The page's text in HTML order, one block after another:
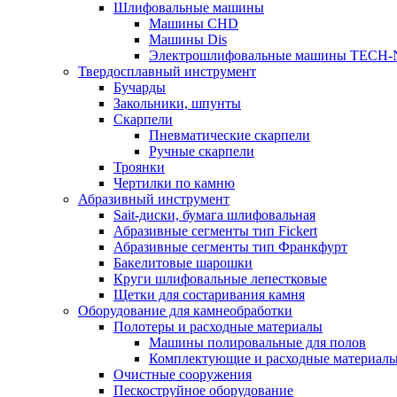
Шлифовальные машины
Машины CHD
Машины Dis
Электрошлифовальные машины TECH-
Твердосплавный инструмент
Бучарды
Закольники, шпунты
Скарпели
Пневматические скарпели
Ручные скарпели
Троянки
Чертилки по камню
Абразивный инструмент
Sait-диски, бумага шлифовальная
Абразивные сегменты тип Fickert
Абразивные сегменты тип Франкфурт
Бакелитовые шарошки
Круги шлифовальные лепестковые
Щетки для состаривания камня
Оборудование для камнеобработки
Полотеры и расходные материалы
Машины полировальные для полов
Комплектующие и расходные
Очистные сооружения
Пескоструйное оборудование